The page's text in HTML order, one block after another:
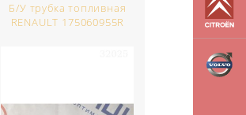
Б/У трубка топливная
RENAULT 175060955R